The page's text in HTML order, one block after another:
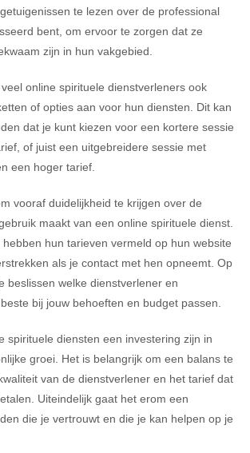
te lezen over de professional
bent, om ervoor te zorgen dat ze
zijn in hun vakgebied.
online spirituele dienstverleners ook
of opties aan voor hun diensten. Dit kan
dat je kunt kiezen voor een kortere sessie
of juist een uitgebreidere sessie met
een hoger tarief.
vooraf duidelijkheid te krijgen over de
maakt van een online spirituele dienst.
hun tarieven vermeld op hun website
als je contact met hen opneemt. Op
beslissen welke dienstverlener en
bij jouw behoeften en budget passen.
spirituele diensten een investering zijn in
groei. Het is belangrijk om een balans te
van de dienstverlener en het tarief dat
Uiteindelijk gaat het erom een
die je vertrouwt en die je kan helpen op je